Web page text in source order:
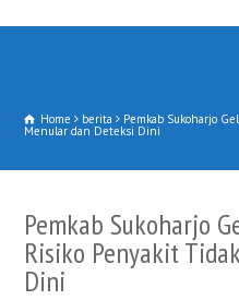
Home berita Pemkab Sukoharjo
Menular dan Deteksi Dini
Pemkab Sukoharjo
Risiko Penyakit
Dini